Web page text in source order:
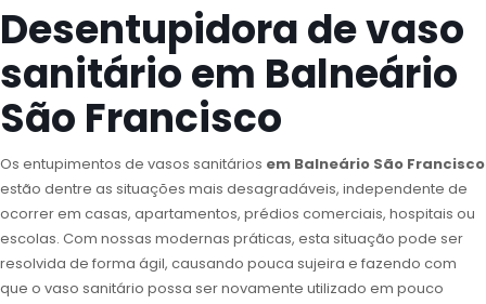
Desentupidora de vaso
sanitário em Balneário
São Francisco
Os entupimentos de vasos sanitários em Balneário São Francisco
estão dentre as situações mais desagradáveis, independente de
ocorrer em casas, apartamentos, prédios comerciais, hospitais ou
escolas. Com nossas modernas práticas, esta situação pode ser
resolvida de forma ágil, causando pouca sujeira e fazendo com
que o vaso sanitário possa ser novamente utilizado em pouco